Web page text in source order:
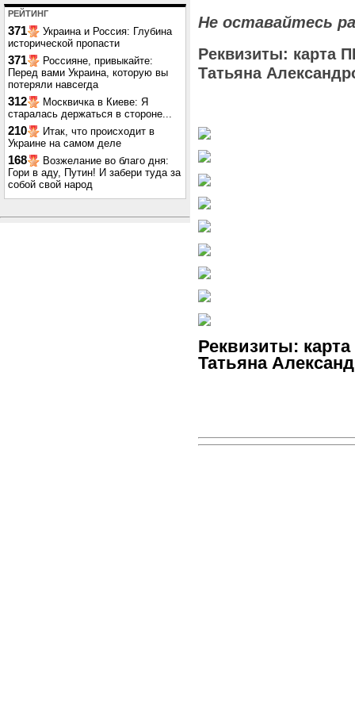
РЕЙТИНГ
371
Украина и Россия: Глубина
исторической пропасти
371
Россияне, привыкайте:
Перед вами Украина, которую вы
потеряли навсегда
312
Москвичка в Киеве: Я
старалась держаться в стороне...
210
Итак, что происходит в
Украине на самом деле
168
Возжелание во благо дня:
Гори в аду, Путин! И забери туда за
собой свой народ
Не оставайтесь
Реквизиты: карта
Татьяна
Реквизиты:
Татьяна